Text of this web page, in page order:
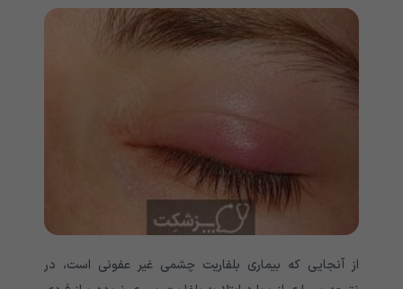
از آنجایی که بیماری بلفاریت چشمی غیر عفونی است، در